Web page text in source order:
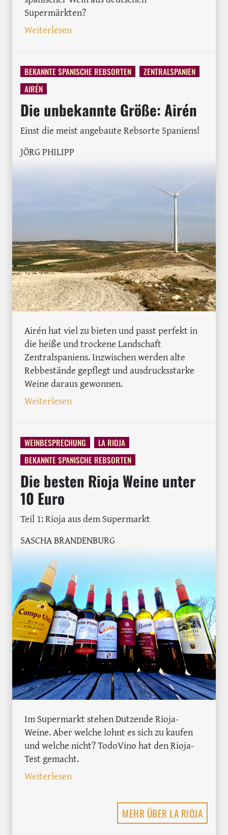
Supermärkten?
Weiterlesen: Supermarktweine aus Spanien -
BEKANNTE SPANISCHE REBSORTEN
ZENTRALSPANIEN
AIRÉN
Die unbekannte Größe: Airén
Einst die meist angebaute Rebsorte Spaniens!
JÖRG PHILIPP
Airén hat viel zu bieten und passt perfekt in
die heiße und trockene Landschaft
Zentralspaniens. Inzwischen werden alte
Rebbestände gepflegt und ausdrucksstarke
Weine daraus gewonnen.
Weiterlesen: Die unbekannte Größe: Airén
WEINBESPRECHUNG
LA RIOJA
BEKANNTE SPANISCHE REBSORTEN
Die besten Rioja Weine unter
10 Euro
Teil 1: Rioja aus dem Supermarkt
SASCHA BRANDENBURG
Im Supermarkt stehen Dutzende Rioja-
Weine. Aber welche lohnt es sich zu kaufen
und welche nicht? TodoVino hat den Rioja-
Test gemacht.
Weiterlesen
MEHR ÜBER LA RIOJA